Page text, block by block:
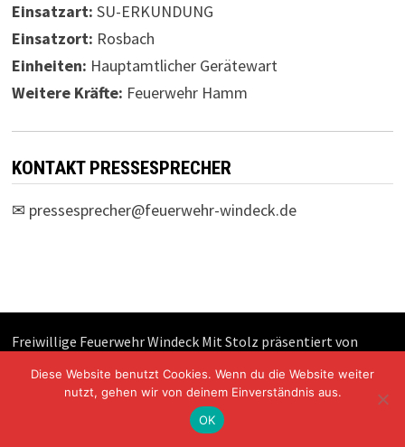
Einsatzart: SU-ERKUNDUNG
Einsatzort: Rosbach
Einheiten: Hauptamtlicher Gerätewart
Weitere Kräfte: Feuerwehr Hamm
KONTAKT PRESSESPRECHER
✉ pressesprecher@feuerwehr-windeck.de
Freiwillige Feuerwehr Windeck Mit Stolz präsentiert von
Diese Website benutzt Cookies. Wenn du die Website weiter
nutzt, gehen wir von deinem Einverständnis aus.
OK